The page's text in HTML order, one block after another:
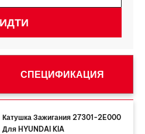
СПЕЦИФИКАЦИЯ
Катушка Зажигания 27301-2E000
Для HYUNDAI KIA